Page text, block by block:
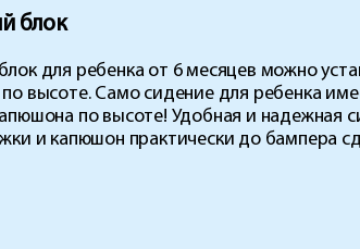
блок
для ребенка от 6 месяцев можно
высоте. Само сидение для ребенка
по высоте! Удобная и надежная
и капюшон практически до бампера